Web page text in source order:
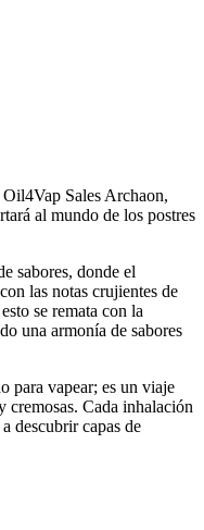
Sales Archaon,
al mundo de los postres
sabores, donde el
las notas crujientes de
se remata con la
una armonía de sabores
para vapear; es un viaje
cremosas. Cada inhalación
descubrir capas de